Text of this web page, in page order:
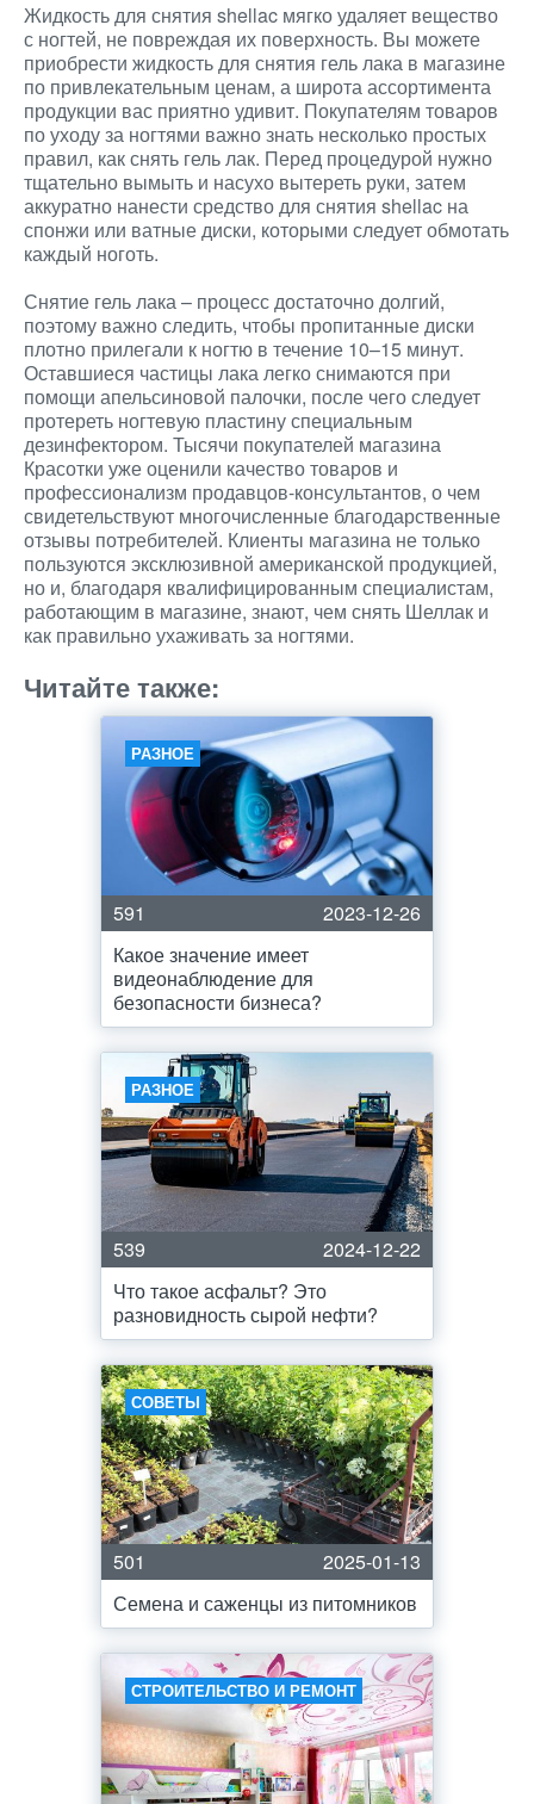
Жидкость для снятия shellac мягко удаляет вещество
с ногтей, не повреждая их поверхность. Вы можете
приобрести жидкость для снятия гель лака в магазине
по привлекательным ценам, а широта ассортимента
продукции вас приятно удивит. Покупателям товаров
по уходу за ногтями важно знать несколько простых
правил, как снять гель лак. Перед процедурой нужно
тщательно вымыть и насухо вытереть руки, затем
аккуратно нанести средство для снятия shellac на
спонжи или ватные диски, которыми следует обмотать
каждый ноготь.
Снятие гель лака – процесс достаточно долгий,
поэтому важно следить, чтобы пропитанные диски
плотно прилегали к ногтю в течение 10–15 минут.
Оставшиеся частицы лака легко снимаются при
помощи апельсиновой палочки, после чего следует
протереть ногтевую пластину специальным
дезинфектором. Тысячи покупателей магазина
Красотки уже оценили качество товаров и
профессионализм продавцов-консультантов, о чем
свидетельствуют многочисленные благодарственные
отзывы потребителей. Клиенты магазина не только
пользуются эксклюзивной американской продукцией,
но и, благодаря квалифицированным специалистам,
работающим в магазине, знают, чем снять Шеллак и
как правильно ухаживать за ногтями.
Читайте также:
РАЗНОЕ
591
2023-12-26
Какое значение имеет
видеонаблюдение для
безопасности бизнеса?
РАЗНОЕ
539
2024-12-22
Что такое асфальт? Это
разновидность сырой нефти?
СОВЕТЫ
501
2025-01-13
Семена и саженцы из питомников
СТРОИТЕЛЬСТВО И РЕМОНТ